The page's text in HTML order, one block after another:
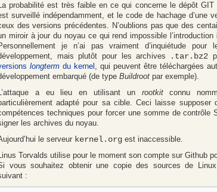
probabilité est très faible en ce qui concerne le dépôt
surveillé indépendamment, et le code de hachage d’une
des versions précédentes. N’oublions pas que des
miroir à jour du noyau ce qui rend impossible
je n’ai pas vraiment d’inquiétude
mais plutôt pour les archives
.tar.bz2
longterm du kernel , qui peuvent être téléchargées
embarqué (de type Buildroot par exemple).
a eu lieu en utilisant un rootkitconnu
adapté pour sa cible. Ceci laisse supposer
techniques pour forcer une somme de contrôle
les archives du noyau.
le serveur kernel.org est inaccessible.
Torvalds utilise pour le moment son compte sur Github
vous souhaitez obtenir une copie des sources de
: